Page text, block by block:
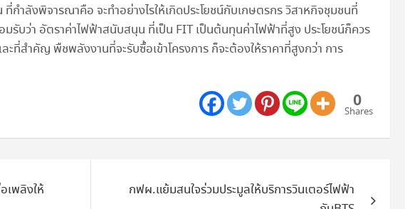
ำลังพิจารณาคือ จะทำอย่างไรให้เกิดประโยชน์กับเกษตรกร วิสาหกิจชุมชนที่
มรับว่า อัตราค่าไฟฟ้าสนับสนุน ที่เป็น FIT เป็นต้นทุนค่าไฟฟ้าที่สูง ประโยชน์ก็ควร
ะที่สำคัญ พืชพลังงานที่จะรับซื้อเข้าโครงการ ก็จะต้องให้ราคาที่สูงกว่า การ
0
Shares
เพลิงให้
กฟผ.แย้มสนใจร่วมประมูลให้บริการวินเตอร์ไฟฟ้า